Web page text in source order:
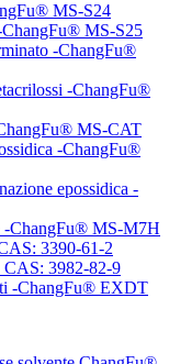
MS-S24
MS-S25
-ChangFu®
-ChangFu®
MS-CAT
-ChangFu®
epossidica -
-ChangFu® MS-M7H
3390-61-2
CAS: 3982-82-9
-ChangFu® EXDT